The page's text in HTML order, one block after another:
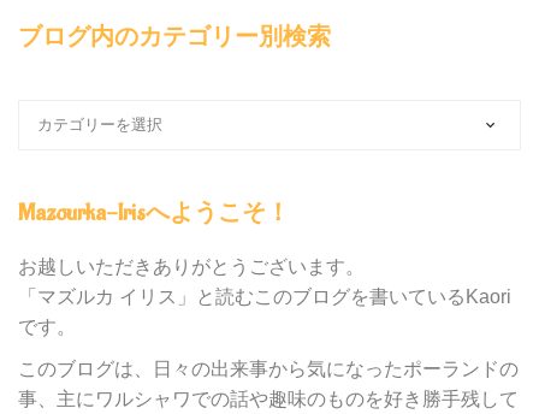
ブログ内のカテゴリー別検索
の
テ
ゴ
ー
別
検
Mazourka-Irisへようこそ！
お越しいただきありがとうございます。
「マズルカ イリス」と読むこのブログを書いているKaori
です。
このブログは、日々の出来事から気になったポーランドの
事、主にワルシャワでの話や趣味のものを好き勝手残して